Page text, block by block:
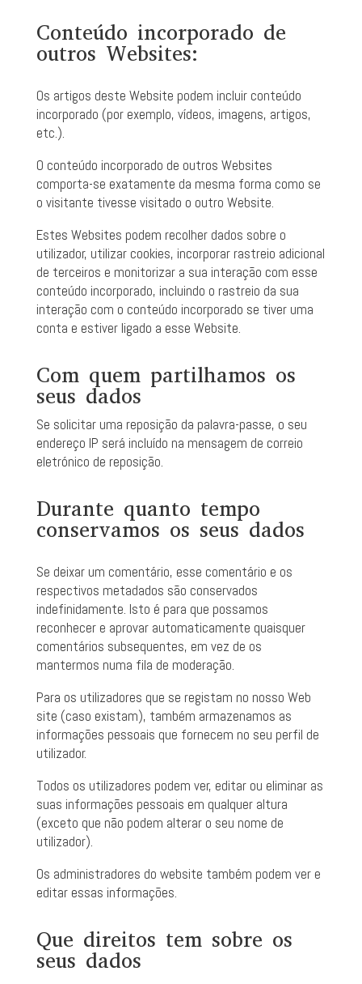
Conteúdo incorporado de
outros Websites:
Os artigos deste Website podem incluir conteúdo
incorporado (por exemplo, vídeos, imagens, artigos,
etc.).
O conteúdo incorporado de outros Websites
comporta-se exatamente da mesma forma como se
o visitante tivesse visitado o outro Website.
Estes Websites podem recolher dados sobre o
utilizador, utilizar cookies, incorporar rastreio adicional
de terceiros e monitorizar a sua interação com esse
conteúdo incorporado, incluindo o rastreio da sua
interação com o conteúdo incorporado se tiver uma
conta e estiver ligado a esse Website.
Com quem partilhamos os
seus dados
Se solicitar uma reposição da palavra-passe, o seu
endereço IP será incluído na mensagem de correio
eletrónico de reposição.
Durante quanto tempo
conservamos os seus dados
Se deixar um comentário, esse comentário e os
respectivos metadados são conservados
indefinidamente. Isto é para que possamos
reconhecer e aprovar automaticamente quaisquer
comentários subsequentes, em vez de os
mantermos numa fila de moderação.
Para os utilizadores que se registam no nosso Web
site (caso existam), também armazenamos as
informações pessoais que fornecem no seu perfil de
utilizador.
Todos os utilizadores podem ver, editar ou eliminar as
suas informações pessoais em qualquer altura
(exceto que não podem alterar o seu nome de
utilizador).
Os administradores do website também podem ver e
editar essas informações.
Que direitos tem sobre os
seus dados